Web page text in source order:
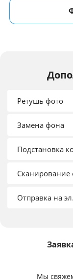
Ретушь фото
Замена фона
Подстановка
Сканирование
Отправка на
Мы